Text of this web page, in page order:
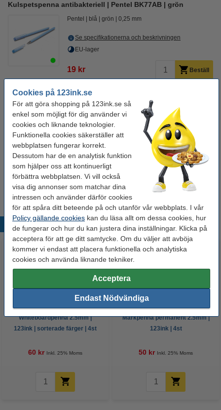
Cookies på 123ink.se
För att göra shopping på 123ink.se så
enkel som möjligt för dig använder vi
cookies och liknande teknologier.
Funktionella cookies säkerställer att
webbplatsen fungerar korrekt.
Dessutom har de en analytisk funktion
som hjälper oss att kontinuerligt
förbättra webbplatsen. Vi vill också
visa dig annonser som matchar dina
intressen och använder därför cookies
för att spåra ditt beteende på och utanför vår webbplats. I vår
Policy gällande cookies kan du läsa allt om dessa cookies, hur
de fungerar och hur du kan justera dina inställningar. Klicka på
acceptera för att ge ditt samtycke. Om du väljer att avböja
kommer vi endast att placera funktionella och analytiska
cookies och använda liknande tekniker.
Acceptera
Endast Nödvändiga
Kulspetspenna antibakteriell | Pentel BK77AB | grön
Pentel blå grön 0,25 mm
Se specifikationerna och beskrivningen
EU-lager
19 kr Beställ
Behöver du fler?
12st
för endast
150 kr
Glöm inte att beställa!
Spiralblock A4 linjerat | 100 ark | 123ink
Anteckningsblock A4 linjerat | 100 ark | 123ink
34 kr
Populära produkter
Whiteboardpenna 2.5mm |
123ink | sorterade färger | 4st
60 kr Inkl. 25% Moms
Märkpenna permanent 2.5mm |
123ink | 4st
50 kr Inkl. 25% Moms